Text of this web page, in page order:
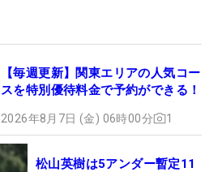
【毎週更新】関東エリアの人気コー
スを特別優待料金で予約ができる！
2026年8月7日 (金) 06時00分 1
松山英樹は5アンダー暫定11